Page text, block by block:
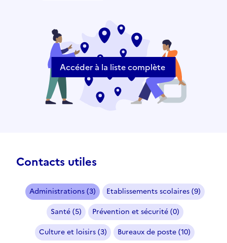
Accéder à la liste complète
Contacts utiles
Administrations (3)
Etablissements scolaires (9)
Santé (5)
Prévention et sécurité (0)
Culture et loisirs (3)
Bureaux de poste (10)